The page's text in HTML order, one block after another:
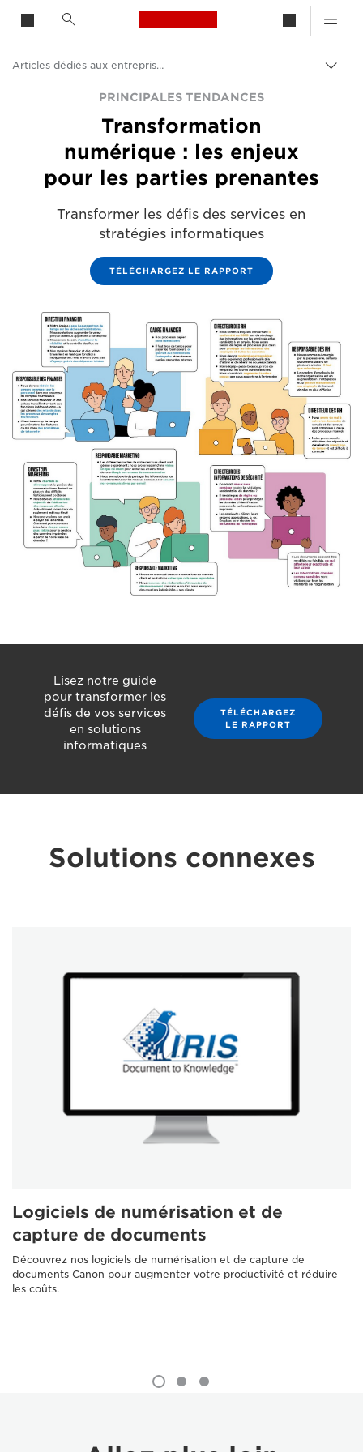
Canon Logo, back to
Solutions et services
Evénements et témoignages
Articles dédiés aux entreprises et aux professionnels
PRINCIPALES TENDANCES
Transformation
numérique : les enjeux
pour les parties prenantes
Transformer les défis des services en
stratégies informatiques
TÉLÉCHARGEZ LE RAPPORT
Lisez notre guide
pour transformer les
défis de vos services
en solutions
informatiques
TÉLÉCHARGEZ
LE RAPPORT
Solutions connexes
Logiciels de numérisation et de
capture de documents
Découvrez nos logiciels de numérisation et de capture de
documents Canon pour augmenter votre productivité et réduire
les coûts.